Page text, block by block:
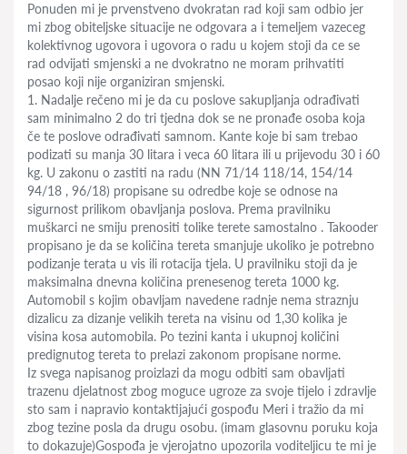
Ponuden mi je prvenstveno dvokratan rad koji sam odbio jer
mi zbog obiteljske situacije ne odgovara a i temeljem vazeceg
kolektivnog ugovora i ugovora o radu u kojem stoji da ce se
rad odvijati smjenski a ne dvokratno ne moram prihvatiti
posao koji nije organiziran smjenski.
1. Nadalje rečeno mi je da cu poslove sakupljanja odrađivati
sam minimalno 2 do tri tjedna dok se ne pronađe osoba koja
če te poslove odrađivati samnom. Kante koje bi sam trebao
podizati su manja 30 litara i veca 60 litara ili u prijevodu 30 i 60
kg. U zakonu o zastiti na radu (NN 71/14 118/14, 154/14
94/18 , 96/18) propisane su odredbe koje se odnose na
sigurnost prilikom obavljanja poslova. Prema pravilniku
muškarci ne smiju prenositi tolike terete samostalno . Takooder
propisano je da se količina tereta smanjuje ukoliko je potrebno
podizanje terata u vis ili rotacija tjela. U pravilniku stoji da je
maksimalna dnevna količina prenesenog tereta 1000 kg.
Automobil s kojim obavljam navedene radnje nema straznju
dizalicu za dizanje velikih tereta na visinu od 1,30 kolika je
visina kosa automobila. Po tezini kanta i ukupnoj količini
predignutog tereta to prelazi zakonom propisane norme.
Iz svega napisanog proizlazi da mogu odbiti sam obavljati
trazenu djelatnost zbog moguce ugroze za svoje tijelo i zdravlje
sto sam i napravio kontaktijajući gospođu Meri i tražio da mi
zbog tezine posla da drugu osobu. (imam glasovnu poruku koja
to dokazuje)Gospođa je vjerojatno upozorila voditeljicu te mi je